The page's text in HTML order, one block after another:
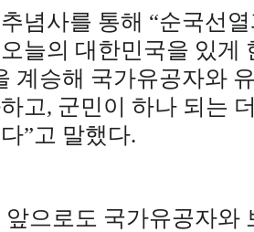
념사를 통해 “순국선
늘의 대한민국을 있게
계승해 국가유공자와
고, 군민이 하나 되는
”고 말했다.
앞으로도 국가유공자와